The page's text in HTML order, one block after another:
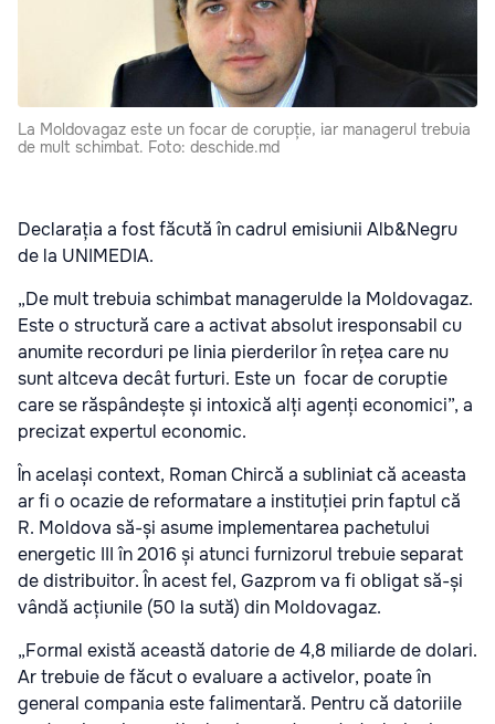
La Moldovagaz este un focar de corupție, iar managerul trebuia
de mult schimbat. Foto: deschide.md
Declarația a fost făcută în cadrul emisiunii Alb&Negru
de la UNIMEDIA.
„De mult trebuia schimbat managerulde la Moldovagaz.
Este o structură care a activat absolut iresponsabil cu
anumite recorduri pe linia pierderilor în rețea care nu
sunt altceva decât furturi. Este un focar de coruptie
care se răspândește și intoxică alți agenți economici”, a
precizat expertul economic.
În același context, Roman Chircă a subliniat că aceasta
ar fi o ocazie de reformatare a instituției prin faptul că
R. Moldova să-și asume implementarea pachetului
energetic III în 2016 și atunci furnizorul trebuie separat
de distribuitor. În acest fel, Gazprom va fi obligat să-și
vândă acțiunile (50 la sută) din Moldovagaz.
„Formal există această datorie de 4,8 miliarde de dolari.
Ar trebuie de făcut o evaluare a activelor, poate în
general compania este falimentară. Pentru că datoriile